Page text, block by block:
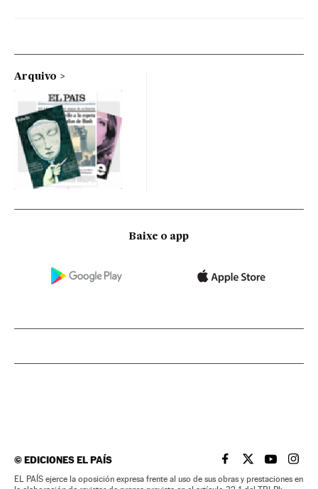
Arquivo
Baixe o app
©EDICIONES EL PAÍS EL PAÍS BRASIL EN
EL PAÍSEL PAÍS
EL
EL PAÍS ejerce la oposición expresa frente al uso de sus obras y prestaciones en